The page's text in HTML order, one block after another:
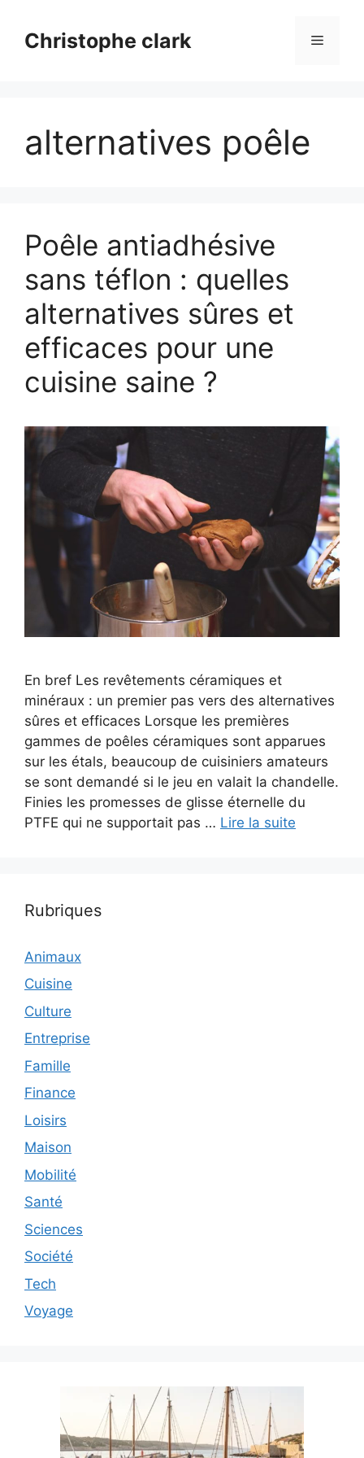
contenuChristophe clark Menu
alternatives poêle
Poêle antiadhésive
sans téflon : quelles
alternatives sûres et
efficaces pour une
cuisine saine ?
En bref Les revêtements céramiques et
minéraux : un premier pas vers des alternatives
sûres et efficaces Lorsque les premières
gammes de poêles céramiques sont apparues
sur les étals, beaucoup de cuisiniers amateurs
se sont demandé si le jeu en valait la chandelle.
Finies les promesses de glisse éternelle du
PTFE qui ne supportait pas … Lire la suite
Rubriques
Animaux
Cuisine
Culture
Entreprise
Famille
Finance
Loisirs
Maison
Mobilité
Santé
Sciences
Société
Tech
Voyage